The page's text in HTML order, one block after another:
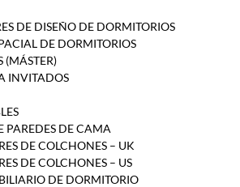
DE DISEÑO DE DORMITORIOS
DE DORMITORIOS
(MÁSTER)
INVITADOS
PAREDES DE CAMA
DE COLCHONES – UK
DE COLCHONES – US
DE DORMITORIO